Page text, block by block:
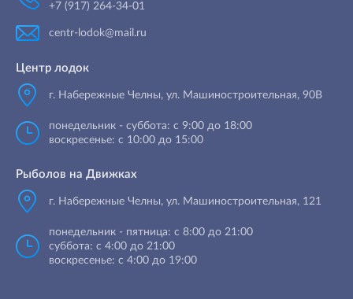
+7 (917) 264-34-01
centr-lodok@mail.ru
Центр лодок
г. Набережные Челны, ул. Машиностроительная, 90B
понедельник - суббота: с 9:00 до 18:00
воскресенье: с 10:00 до 15:00
Рыболов на Движках
г. Набережные Челны, ул. Машиностроительная, 121
понедельник - пятница: с 8:00 до 21:00
суббота: с 4:00 до 21:00
воскресенье: с 4:00 до 19:00